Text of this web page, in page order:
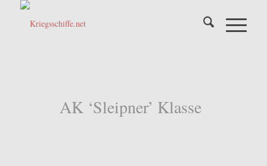
AK ‘Sleipner’ Klasse